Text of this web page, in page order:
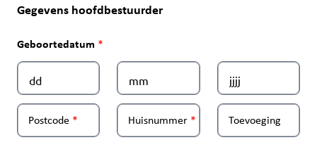
Gegevens hoofdbestuurder
Geboortedatum
Postcode Huisnummer Toevoeging